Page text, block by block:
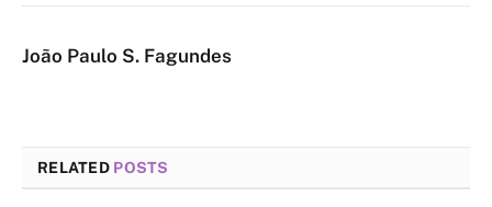
João Paulo S. Fagundes
RELATED POSTS